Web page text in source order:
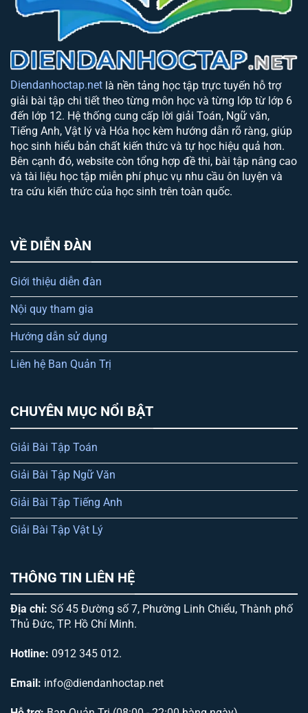
Diendanhoctap.net là nền tảng học tập trực tuyến hỗ trợ
giải bài tập chi tiết theo từng môn học và từng lớp từ lớp 6
đến lớp 12. Hệ thống cung cấp lời giải Toán, Ngữ văn,
Tiếng Anh, Vật lý và Hóa học kèm hướng dẫn rõ ràng, giúp
học sinh hiểu bản chất kiến thức và tự học hiệu quả hơn.
Bên cạnh đó, website còn tổng hợp đề thi, bài tập nâng cao
và tài liệu học tập miễn phí phục vụ nhu cầu ôn luyện và
tra cứu kiến thức của học sinh trên toàn quốc.
VỀ DIỄN ĐÀN
Giới thiệu diễn đàn
Nội quy tham gia
Hướng dẫn sử dụng
Liên hệ Ban Quản Trị
CHUYÊN MỤC NỔI BẬT
Giải Bài Tập Toán
Giải Bài Tập Ngữ Văn
Giải Bài Tập Tiếng Anh
Giải Bài Tập Vật Lý
THÔNG TIN LIÊN HỆ
Địa chỉ: Số 45 Đường số 7, Phường Linh Chiểu, Thành phố
Thủ Đức, TP. Hồ Chí Minh.
Hotline: 0912 345 012.
Email: info@diendanhoctap.net